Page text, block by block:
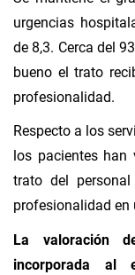
urgencias
de 8,3. Cerca del
bueno el trato
profesionalidad.
Respecto a los
los pacientes
trato del
profesionalidad en
La valoración
incorporada al